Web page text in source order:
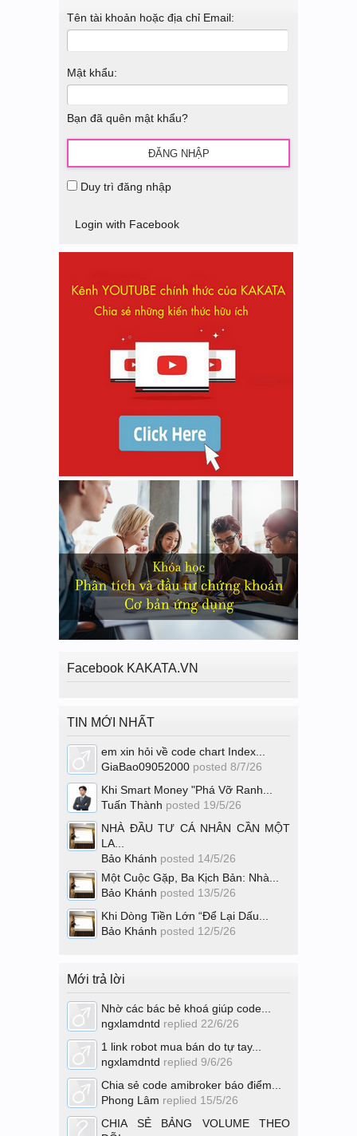
Tên tài khoản hoặc địa chỉ Email:
Mật khẩu:
Bạn đã quên mật khẩu?
Duy trì đăng nhập
Login with Facebook
Facebook KAKATA.VN
TIN MỚI NHẤT
em xin hỏi về code chart Index...
GiaBao09052000 posted 8/7/26
Khi Smart Money "Phá Vỡ Ranh...
Tuấn Thành posted 19/5/26
NHÀ ĐẦU TƯ CÁ NHÂN CẦN MỘT
LA...
Bảo Khánh posted 14/5/26
Một Cuộc Gặp, Ba Kịch Bản: Nhà...
Bảo Khánh posted 13/5/26
Khi Dòng Tiền Lớn “Để Lại Dấu...
Bảo Khánh posted 12/5/26
Mới trả lời
Nhờ các bác bẻ khoá giúp code...
ngxlamdntd replied 22/6/26
1 link robot mua bán do tự tay...
ngxlamdntd replied 9/6/26
Chia sẻ code amibroker báo điểm...
Phong Lâm replied 15/5/26
CHIA SẺ BẢNG VOLUME THEO